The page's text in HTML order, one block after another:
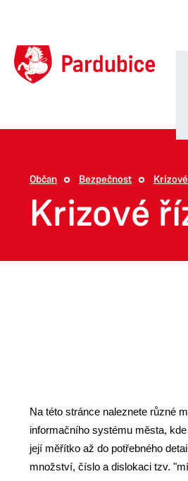
Občan Bezpečnost
Krizové
Na této stránce naleznete různé
informačního systému města,
její měřítko až do potřebného
množství, číslo a dislokaci tzv.